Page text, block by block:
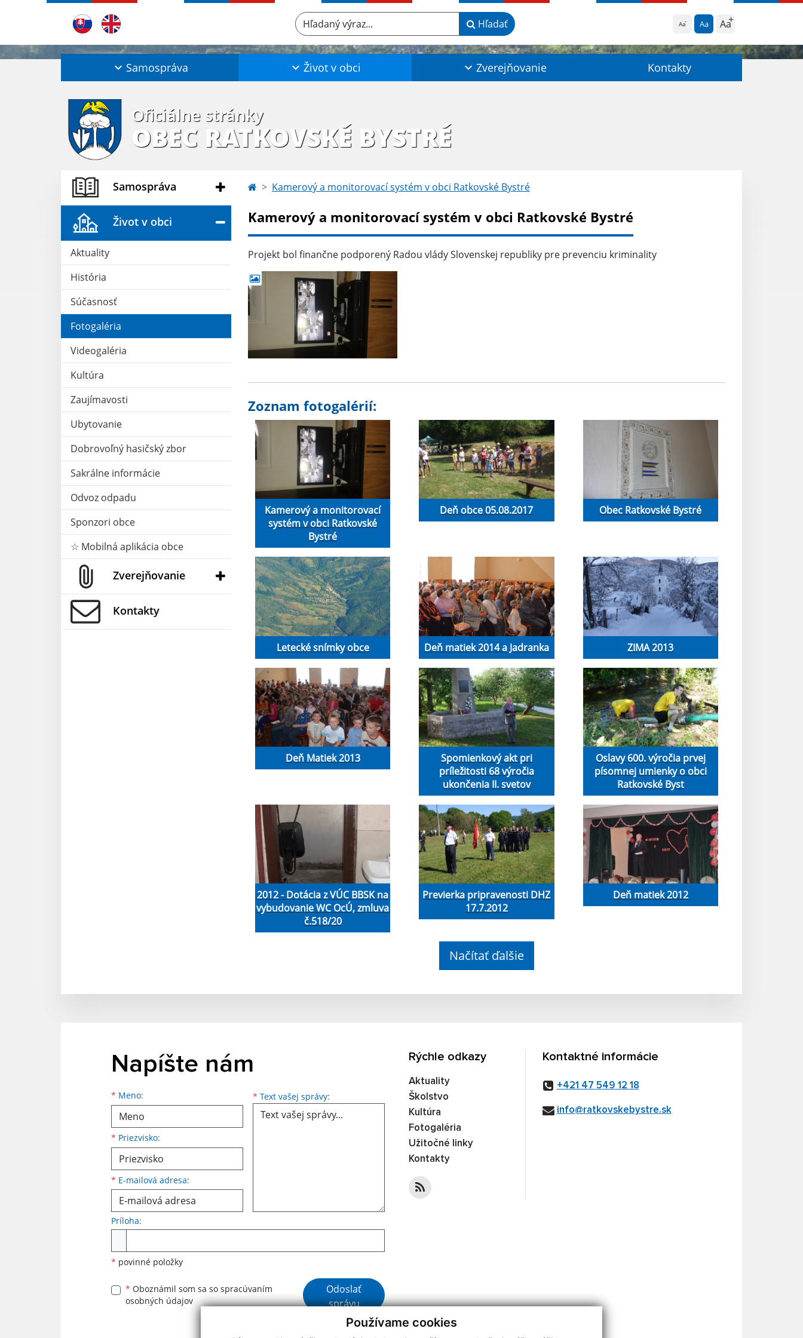
Používame cookies
Aa Aa Aa
Hľadaný výraz... Hľadať
Samospráva Život v obci Zverejňovanie Kontakty
Oficiálne stránky
OBEC RATKOVSKÉ BYSTRÉ
Samospráva
Život v obci
Aktuality
História
Súčasnosť
Fotogaléria
Videogaléria
Kultúra
Zaujímavosti
Ubytovanie
Dobrovoľný hasičský zbor
Sakrálne informácie
Odvoz odpadu
Sponzori obce
☆ Mobilná aplikácia obce
Zverejňovanie
Kontakty
Kamerový a monitorovací systém v obci Ratkovské Bystré
Kamerový a monitorovací systém v obci Ratkovské Bystré
Projekt bol finančne podporený Radou vlády Slovenskej republiky pre prevenciu kriminality
Zoznam fotogalérií:
Kamerový a monitorovací
systém v obci Ratkovské
Bystré
Deň obce 05.08.2017 Obec Ratkovské Bystré
Letecké snímky obce Deň matiek 2014 a Jadranka ZIMA 2013
Deň Matiek 2013
Spomienkový akt pri
príležitosti 68 výročia
ukončenia II. svetov
Oslavy 600. výročia prvej
písomnej umienky o obci
Ratkovské Byst
2012 - Dotácia z VÚC BBSK na
vybudovanie WC OcÚ, zmluva
č.518/20
Previerka pripravenosti DHZ
17.7.2012
Deň matiek 2012
Načítať ďalšie
Napíšte nám
* Meno:
Meno
* Priezvisko:
Priezvisko
* E-mailová adresa:
E-mailová adresa * Text vašej správy: Text vašej správy...
Príloha:
* povinné položky
* Oboznámil som sa so spracúvaním
osobných údajov
Google reCaptcha Response
Odoslať
správu
Rýchle odkazy
Aktuality
Školstvo
Kultúra
Fotogaléria
Užitočné linky
Kontakty
Kontaktné informácie
+421 47 549 12 18
info@ratkovskebystre.sk